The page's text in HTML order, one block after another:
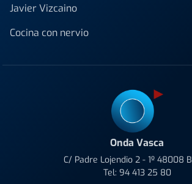
Javier Vizcaino
Cocina con nervio
Onda Vasca
C/ Padre Lojendio 2 - 1º 48008
Tel: 94 413 25 80